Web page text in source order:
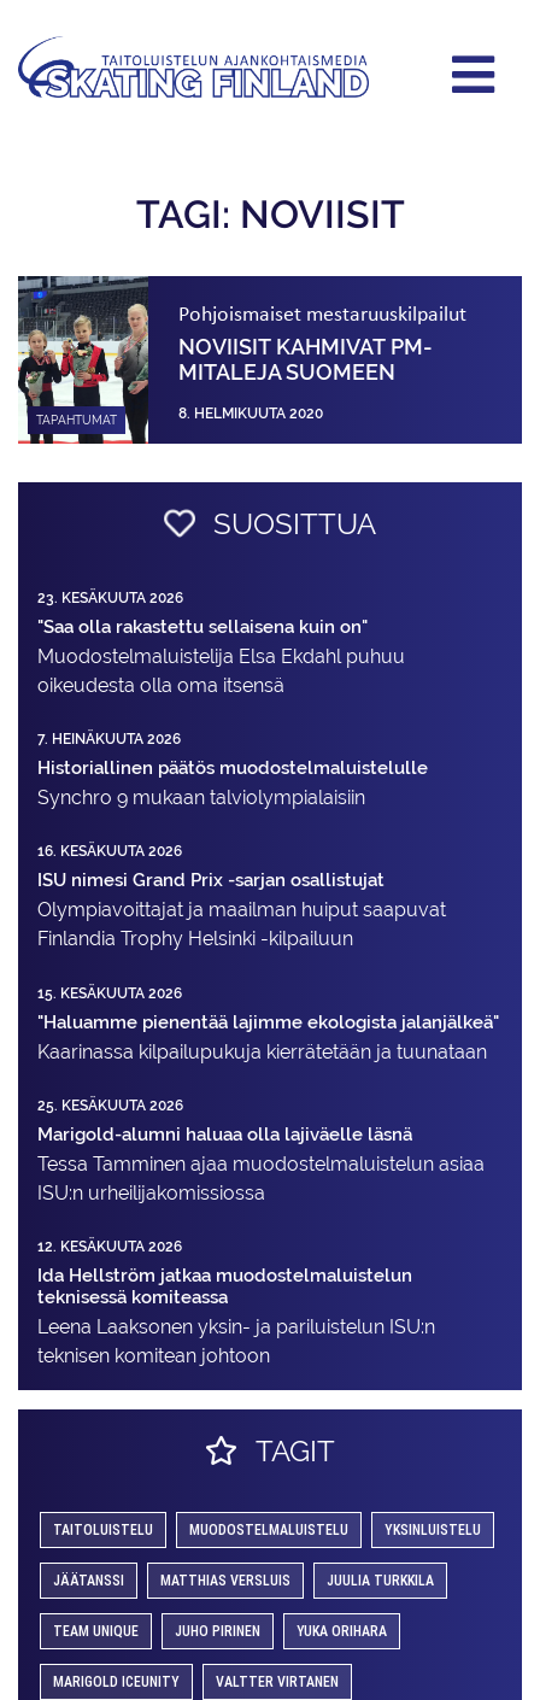
TAGI: NOVIISIT
TAPAHTUMAT
Pohjoismaiset mestaruuskilpailut
NOVIISIT KAHMIVAT PM-
MITALEJA SUOMEEN
8. HELMIKUUTA 2020
SUOSITTUA
23. KESÄKUUTA 2026
"Saa olla rakastettu sellaisena kuin on"
Muodostelma­luistelija Elsa Ekdahl puhuu
oikeudesta olla oma itsensä
7. HEINÄKUUTA 2026
Historiallinen päätös muodostelmaluistelulle
Synchro 9 mukaan talviolympialaisiin
16. KESÄKUUTA 2026
ISU nimesi Grand Prix -sarjan osallistujat
Olympiavoittajat ja maailman huiput saapuvat
Finlandia Trophy Helsinki -kilpailuun
15. KESÄKUUTA 2026
"Haluamme pienentää lajimme ekologista jalanjälkeä"
Kaarinassa kilpailupukuja kierrätetään ja tuunataan
25. KESÄKUUTA 2026
Marigold-alumni haluaa olla lajiväelle läsnä
Tessa Tamminen ajaa muodostelma­luistelun asiaa
ISU:n urheilija­komissiossa
12. KESÄKUUTA 2026
Ida Hellström jatkaa muodostelmaluistelun
teknisessä komiteassa
Leena Laaksonen yksin- ja pariluistelun ISU:n
teknisen komitean johtoon
TAGIT
TAITOLUISTELU MUODOSTELMALUISTELU YKSINLUISTELU
JÄÄTANSSI MATTHIAS VERSLUIS JUULIA TURKKILA
TEAM UNIQUE JUHO PIRINEN YUKA ORIHARA
MARIGOLD ICEUNITY VALTTER VIRTANEN